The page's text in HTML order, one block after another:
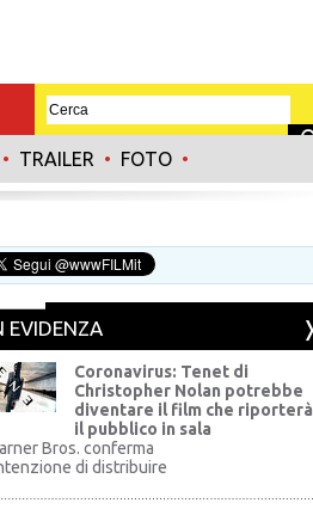
• TRAILER • FOTO •
EVIDENZA
Coronavirus: Tenet di
Christopher Nolan potrebbe
diventare il film che riporterà
il pubblico in sala
Bros. conferma
di distribuire